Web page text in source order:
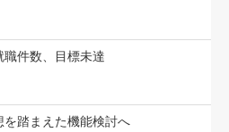
件数、目標未達
を踏まえた機能検討へ